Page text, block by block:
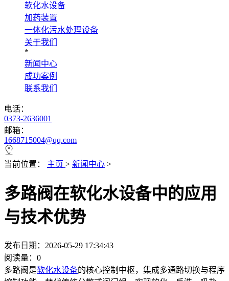
软化水设备
加药装置
一体化污水处理设备
关于我们
*
新闻中心
成功案例
联系我们
电话：
0373-2636001
邮箱：
1668715004@qq.com
当前位置： 主页 > 新闻中心 >
多路阀在软化水设备中的应用
与技术优势
发布日期：2026-05-29 17:34:43
阅读量： 0
多路阀是软化水设备的核心控制中枢，集成多通路切换与程序